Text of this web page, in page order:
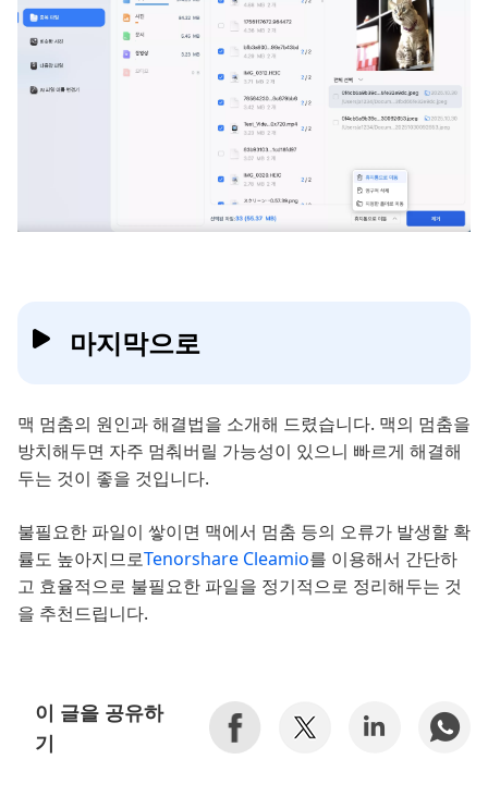
마지막으로
맥 멈춤의 원인과 해결법을 소개해 드렸습니다. 맥의 멈춤을
방치해두면 자주 멈춰버릴 가능성이 있으니 빠르게 해결해
두는 것이 좋을 것입니다.
불필요한 파일이 쌓이면 맥에서 멈춤 등의 오류가 발생할 확
률도 높아지므로Tenorshare Cleamio를 이용해서 간단하
고 효율적으로 불필요한 파일을 정기적으로 정리해두는 것
을 추천드립니다.
이 글을 공유하
기